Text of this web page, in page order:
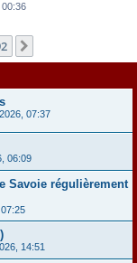
07:37
06:09
Savoie régulièrement
14:51